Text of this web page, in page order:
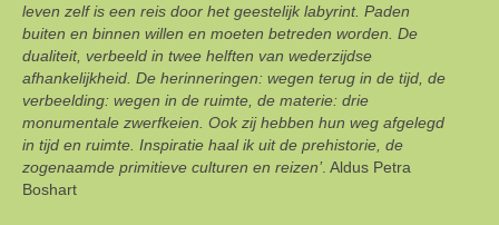
leven zelf is een reis door het geestelijk labyrint. Paden
buiten en binnen willen en moeten betreden worden. De
dualiteit, verbeeld in twee helften van wederzijdse
afhankelijkheid. De herinneringen: wegen terug in de tijd, de
verbeelding: wegen in de ruimte, de materie: drie
monumentale zwerfkeien. Ook zij hebben hun weg afgelegd
in tijd en ruimte. Inspiratie haal ik uit de prehistorie, de
zogenaamde primitieve culturen en reizen’. Aldus Petra
Boshart